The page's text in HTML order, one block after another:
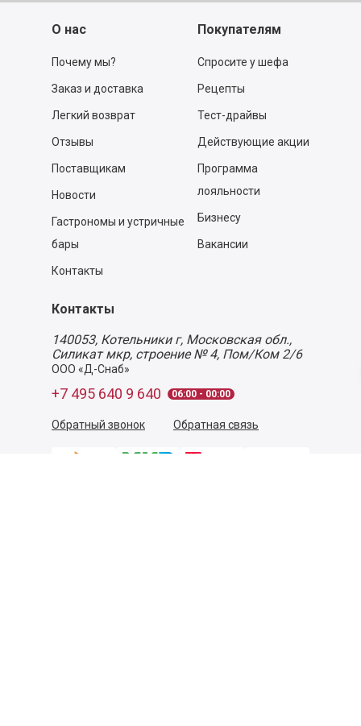
О нас
Почему мы?
Заказ и доставка
Легкий возврат
Отзывы
Поставщикам
Новости
Гастрономы и устричные
бары
Контакты
Покупателям
Спросите у шефа
Рецепты
Тест-драйвы
Действующие акции
Программа
лояльности
Бизнесу
Вакансии
Контакты
140053, Котельники г, Московская обл.,
Силикат мкр, строение № 4, Пом/Ком 2/6
ООО «Д-Снаб»
+7 495 640 9 640 06:00 - 00:00
Обратный звонок Обратная связь